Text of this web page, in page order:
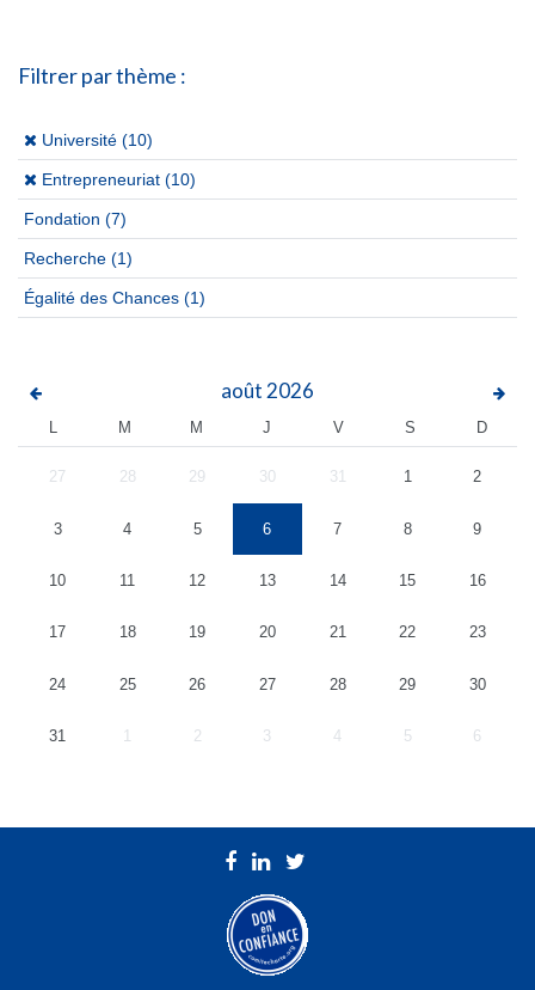
Filtrer par thème :
(x)
Université (10)
(x)
Entrepreneuriat (10)
Fondation (7)
Recherche (1)
Égalité des Chances (1)
août 2026
L M M J V S D
27 28 29 30 31 1 2
3 4 5 6 7 8 9
10 11 12 13 14 15 16
17 18 19 20 21 22 23
24 25 26 27 28 29 30
31 1 2 3 4 5 6